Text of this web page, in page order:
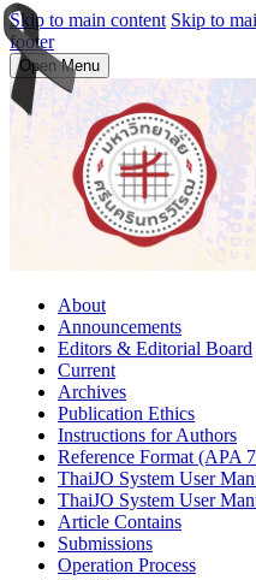
Skip to main content Skip to
footer
Open Menu
About
Announcements
Editors & Editorial Board
Current
Archives
Publication Ethics
Instructions for Authors
Reference Format (APA
ThaiJO System User
ThaiJO System User
Article Contains
Submissions
Operation Process